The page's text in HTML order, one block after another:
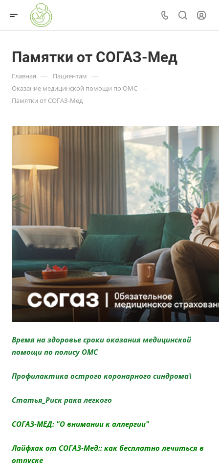
Памятки от СОГАЗ-Мед
Главная — Пациентам —
Оказание медицинской помощи по ОМС —
Памятки от СОГАЗ-Мед
Время на здоровье сроки оказания медицинской
помощи по полису ОМС
Профилактика острого коронарного синдрома\
Статья_Риск рака легкого
СОГАЗ-МЕД: "О внимании к аллергии"
Лайфхак от СОГАЗ-Мед:: как бесплатно лечиться в
отпуске